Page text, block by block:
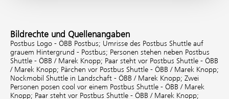
Bildrechte und Quellenangaben
Postbus Logo - ÖBB Postbus; Umrisse des Postbus Shuttle auf
grauem Hintergrund - Postbus; Personen stehen neben Postbus
Shuttle - ÖBB / Marek Knopp; Paar steht vor Postbus Shuttle - ÖBB
/ Marek Knopp; Pärchen vor Postbus Shuttle - ÖBB / Marek Knopp;
Nockmobil Shuttle in Landschaft - ÖBB / Marek Knopp; Zwei
Personen posen cool vor einem Postbus Shuttle - ÖBB / Marek
Knopp; Paar steht vor Postbus Shuttle - ÖBB / Marek Knopp;